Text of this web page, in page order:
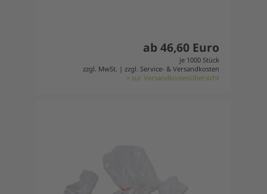
ab 46,60 Euro
je 1000 Stück
zzgl. MwSt. | zzgl. Service- & Versandkosten
> zur Versandkostenübersicht